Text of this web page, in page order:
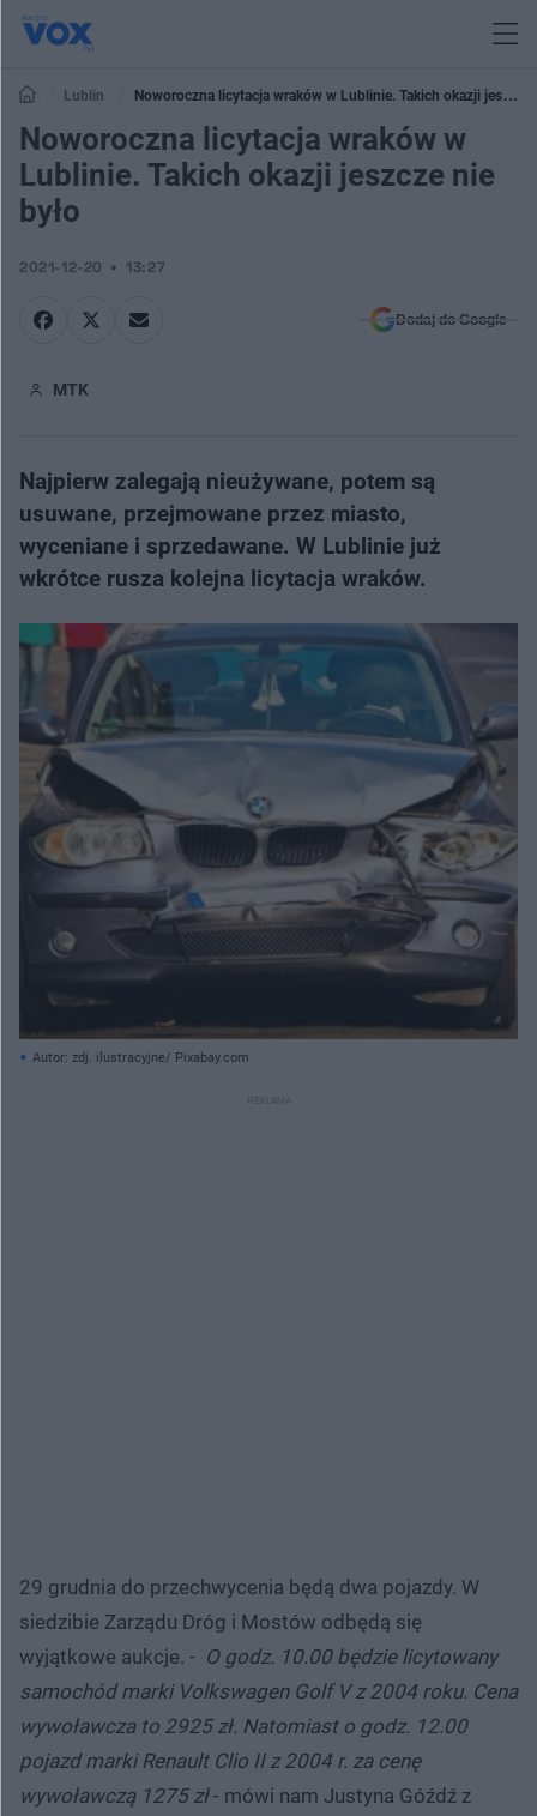
Lublin
Noworoczna licytacja wraków w Lublinie. Takich okazji jeszcze
nie było
Noworoczna licytacja wraków w
Lublinie. Takich okazji jeszcze nie
było
2021-12-20 13:27
Dodaj do Google
MTK
Najpierw zalegają nieużywane, potem są
usuwane, przejmowane przez miasto,
wyceniane i sprzedawane. W Lublinie już
wkrótce rusza kolejna licytacja wraków.
Autor: zdj. ilustracyjne/ Pixabay.com
29 grudnia do przechwycenia będą dwa pojazdy. W
siedzibie Zarządu Dróg i Mostów odbędą się
wyjątkowe aukcje. - O godz. 10.00 będzie licytowany
samochód marki Volkswagen Golf V z 2004 roku. Cena
wywoławcza to 2925 zł. Natomiast o godz. 12.00
pojazd marki Renault Clio II z 2004 r. za cenę
wywoławczą 1275 zł- mówi nam Justyna Góźdź z